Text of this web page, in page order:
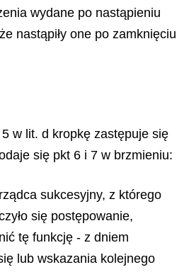
wydane po nastąpieniu
nastąpiły one po zamknięciu
w lit. d kropkę zastępuje się
się pkt 6 i 7 w brzmieniu:
sukcesyjny, z którego
się postępowanie,
tę funkcję - z dniem
lub wskazania kolejnego